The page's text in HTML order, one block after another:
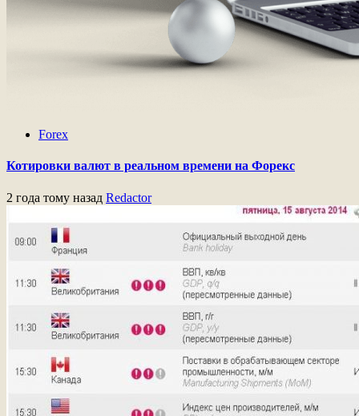
Forex
Котировки валют в реальном времени на Форекс
2 года тому назад Redactor